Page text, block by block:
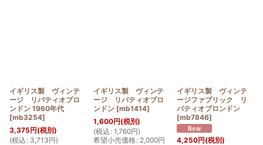
イギリス製 ヴィンテ
ージ リバティオブロ
ンドン 1960年代
[mb3254]
3,375円(税別)
(税込 : 3,713円)
イギリス製 ヴィンテ
ージ リバティオブロ
ンドン [mb1414]
1,600円(税別)
(税込 : 1,760円)
希望小売価格: 2,000円
イギリス製 ヴィンテ
ージファブリック リ
バティオブロンドン
[mb7846]
4,250円(税別)